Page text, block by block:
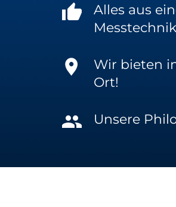
Alles aus
Wir bieten
Ort!
Unsere